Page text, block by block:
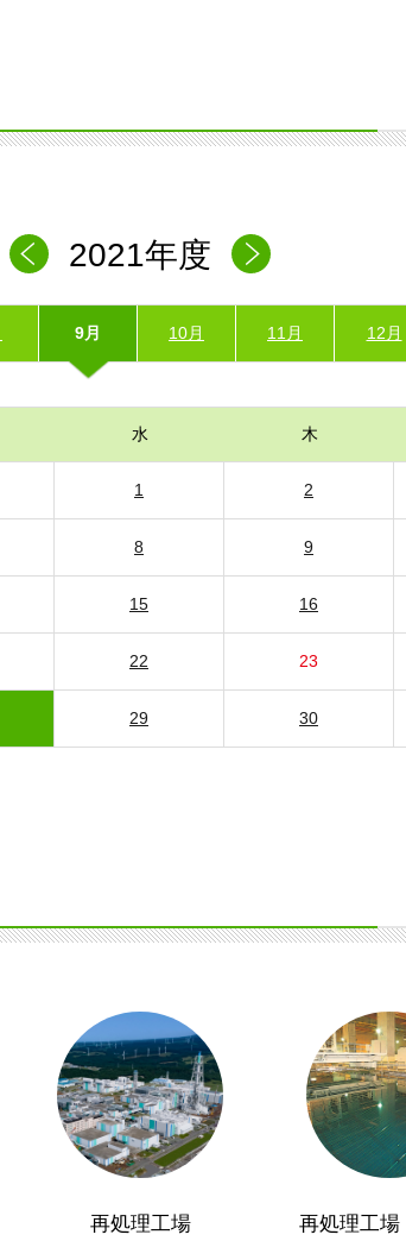
2021年度
9月 10月 11月 12月
水 木
1 2
8 9
15 16
22 23
29 30
再処理工場 再処理工場